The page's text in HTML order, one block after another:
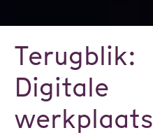
Terugblik:
Digitale
werkplaats